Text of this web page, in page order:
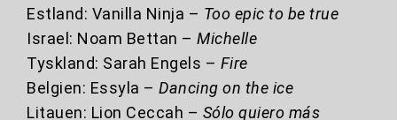
Estland: Vanilla Ninja – Too epic to be true
Israel: Noam Bettan – Michelle
Tyskland: Sarah Engels – Fire
Belgien: Essyla – Dancing on the ice
Litauen: Lion Ceccah – Sólo quiero más